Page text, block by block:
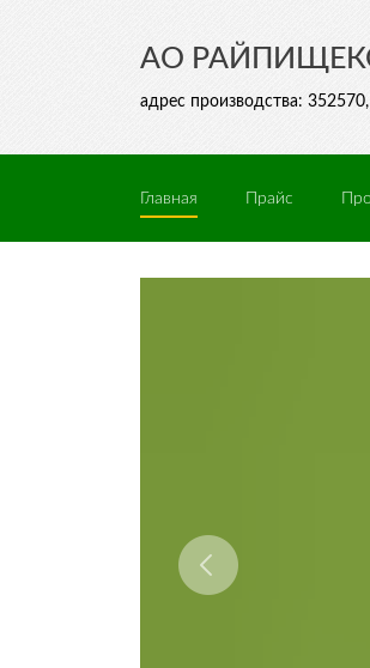
АО
адрес производства:
Главная Прайс